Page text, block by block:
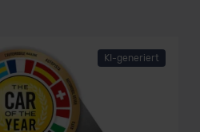
KI-generiert